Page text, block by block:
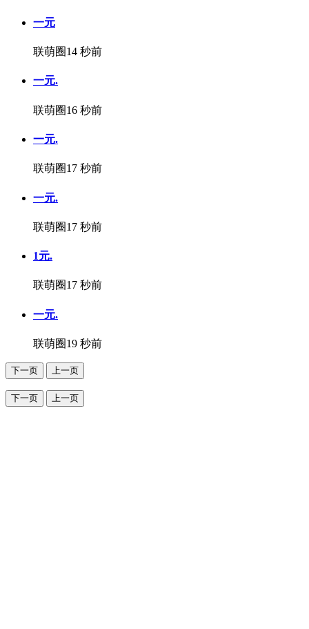
一元
联萌圈14 秒前
一元.
联萌圈16 秒前
一元.
联萌圈17 秒前
一元.
联萌圈17 秒前
1元.
联萌圈17 秒前
一元.
联萌圈19 秒前
下一页 上一页
下一页 上一页